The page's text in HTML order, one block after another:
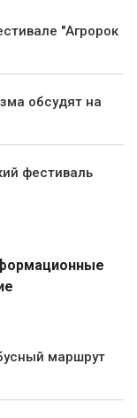
"Агророк
обсудят на
фестиваль
маршрут